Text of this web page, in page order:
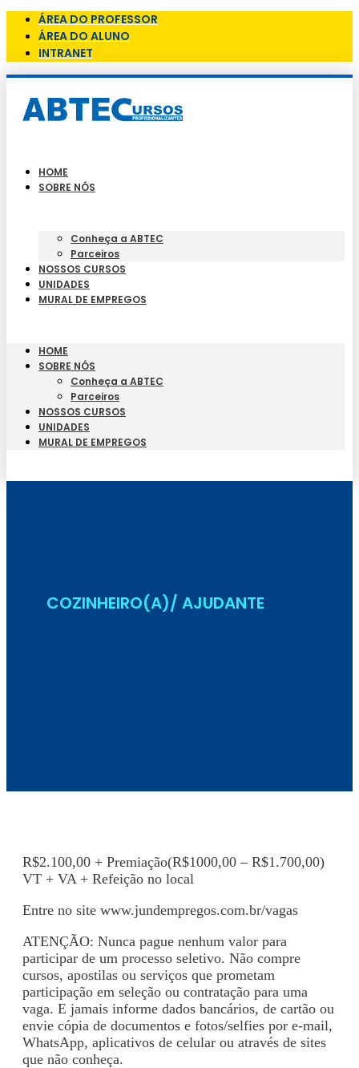
ÁREA DO PROFESSOR
ÁREA DO ALUNO
INTRANET
HOME
SOBRE NÓS
Conheça a ABTEC
Parceiros
NOSSOS CURSOS
UNIDADES
MURAL DE EMPREGOS
HOME
SOBRE NÓS
Conheça a ABTEC
Parceiros
NOSSOS CURSOS
UNIDADES
MURAL DE EMPREGOS
COZINHEIRO(A)/ AJUDANTE
R$2.100,00 + Premiação(R$1000,00 – R$1.700,00)
VT + VA + Refeição no local
Entre no site www.jundempregos.com.br/vagas
ATENÇÃO: Nunca pague nenhum valor para
participar de um processo seletivo. Não compre
cursos, apostilas ou serviços que prometam
participação em seleção ou contratação para uma
vaga. E jamais informe dados bancários, de cartão ou
envie cópia de documentos e fotos/selfies por e-mail,
WhatsApp, aplicativos de celular ou através de sites
que não conheça.